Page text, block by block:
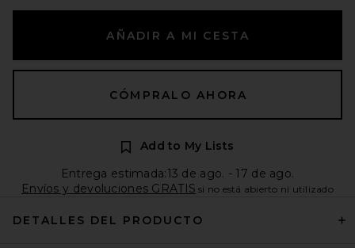
AÑADIR A MI CESTA
CÓMPRALO AHORA
Add to My Lists
Entrega estimada:13 de ago. - 17 de ago.
Envíos y devoluciones GRATIS si no está abierto ni utilizado
DETALLES DEL PRODUCTO